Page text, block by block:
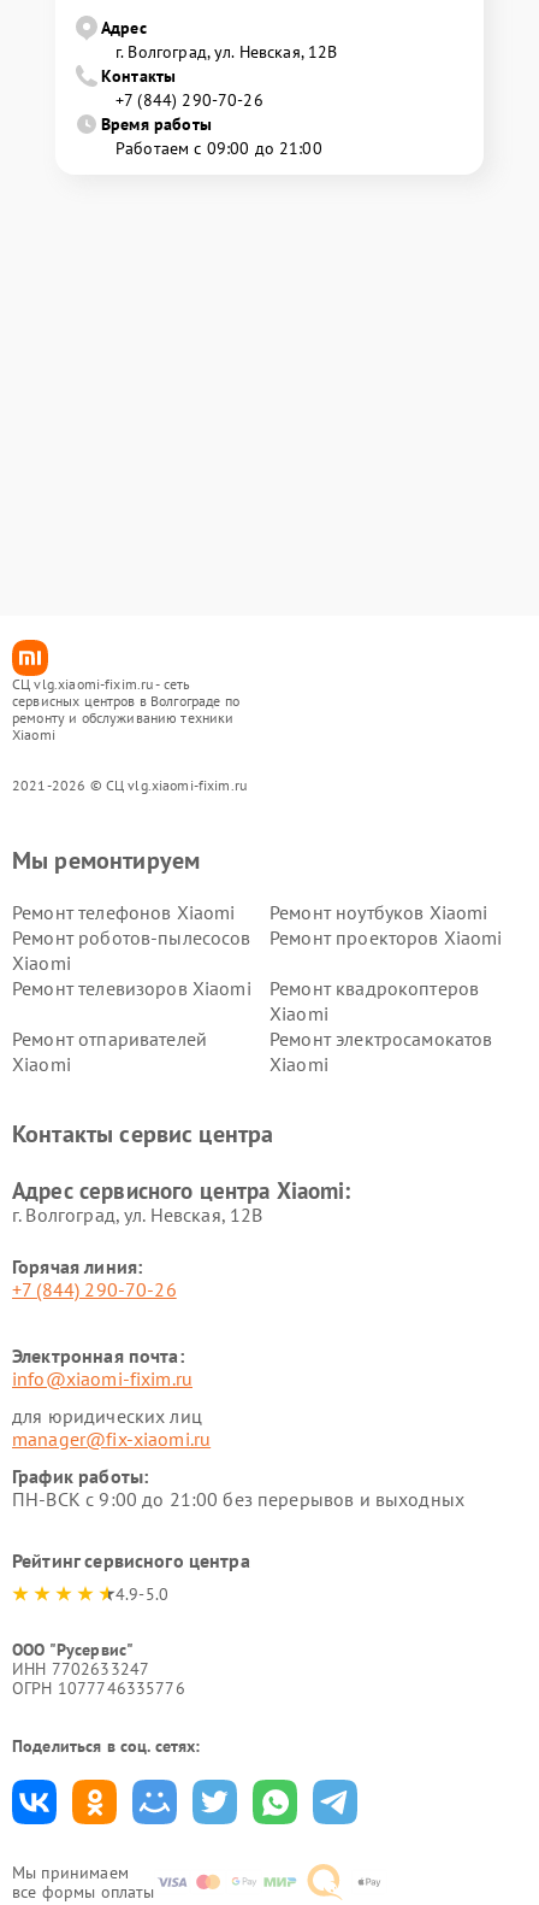
Адрес
г. Волгоград, ул. Невская, 12В
Контакты
+7 (844) 290-70-26
Время работы
Работаем с 09:00 до 21:00
СЦ vlg.xiaomi-fixim.ru - сеть
сервисных центров в Волгограде по
ремонту и обслуживанию техники
Xiaomi
2021-2026 © СЦ vlg.xiaomi-fixim.ru
Мы принимаем
все формы оплаты
Мы ремонтируем
Ремонт телефонов Xiaomi
Ремонт ноутбуков Xiaomi
Ремонт роботов-пылесосов
Xiaomi
Ремонт проекторов Xiaomi
Ремонт телевизоров Xiaomi
Ремонт квадрокоптеров
Xiaomi
Ремонт отпаривателей
Xiaomi
Ремонт электросамокатов
Xiaomi
Ремонт стиральных машин
Ремонт смарт-часов Xiaomi
Контакты сервис центра
Адрес сервисного центра Xiaomi:
г. Волгоград, ул. Невская, 12В
Горячая линия:
+7 (844) 290-70-26
Электронная почта:
info@xiaomi-fixim.ru
для юридических лиц
manager@fix-xiaomi.ru
График работы:
ПН-ВСК с 9:00 до 21:00 без перерывов и выходных
Рейтинг сервисного центра
4.9-5.0
ООО "Русервис"
ИНН 7702633247
ОГРН 1077746335776
Поделиться в соц. сетях: